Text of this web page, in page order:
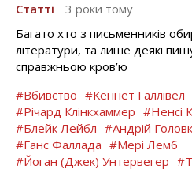
Статті
3 роки тому
Багато хто з письменників
літератури, та лише деякі
справжньою кров’ю
#Вбивство #Кеннет Галлівел
#Річард Клінкхаммер #Ненсі
#Блейк Лейбл #Андрій
#Ганс Фаллада #Мері Лемб
#Йоган (Джек) Унтервегер